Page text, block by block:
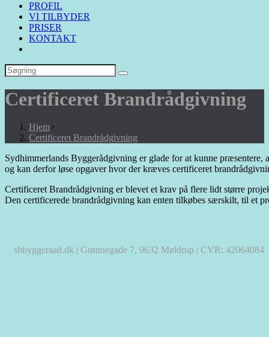
PROFIL
VI TILBYDER
PRISER
KONTAKT
Certificeret Brandrådgivning
Hjem>
Certificeret Brandrådgivning
Sydhimmerlands Byggerådgivning er glade for at kunne
og kan derfor løse opgaver hvor der kræves certificeret
Certificeret Brandrådgivning er blevet et krav på flere lidt større
Den certificerede brandrådgivning kan enten tilkøbes særskilt, til et
shbyggeraad.dk | Grønnegade 7, 9632 Møldrup | CVR: 42064084